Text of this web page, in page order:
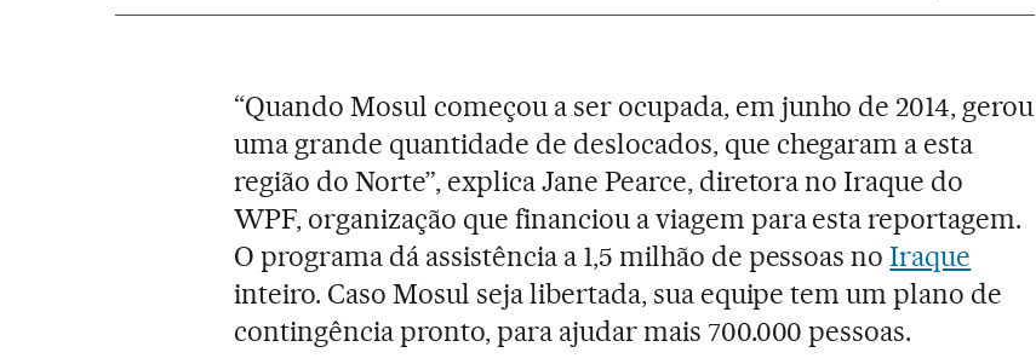
“Quando Mosul começou a ser ocupada, em junho de 2014, gerou
uma grande quantidade de deslocados, que chegaram a esta
região do Norte”, explica Jane Pearce, diretora no Iraque do
WPF, organização que financiou a viagem para esta reportagem.
O programa dá assistência a 1,5 milhão de pessoas noIraque
inteiro. Caso Mosul seja libertada, sua equipe tem um plano de
contingência pronto, para ajudar mais 700.000 pessoas.